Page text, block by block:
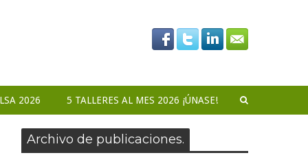
2026 5 TALLERES AL MES 2026 ¡ÚNASE!
Archivo de publicaciones.